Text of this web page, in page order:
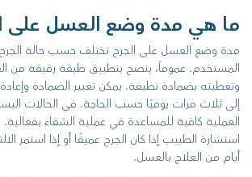
ما هي مدة وضع العسل على
مدة وضع العسل على الجرح تختلف حسب حالة
المستخدم. عموماً، ينصح بتطبيق طبقة رقيقة من
وتغطيته بضمادة نظيفة. يمكن تغيير الضمادة
إلى ثلاث مرات يوميًا حسب الحاجة. في الحالات
العملية كافية للمساعدة في عملية الشفاء
استشارة الطبيب إذا كان الجرح عميقًا أو إذا استمر
أيام من العلاج بالعسل.